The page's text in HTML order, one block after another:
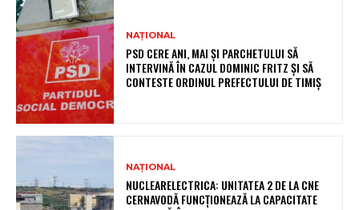
NAȚIONAL
PSD CERE ANI, MAI ȘI PARCHETULUI SĂ
INTERVINĂ ÎN CAZUL DOMINIC FRITZ ȘI SĂ
CONTESTE ORDINUL PREFECTULUI DE TIMIȘ
NAȚIONAL
NUCLEARELECTRICA: UNITATEA 2 DE LA CNE
CERNAVODĂ FUNCȚIONEAZĂ LA CAPACITATE